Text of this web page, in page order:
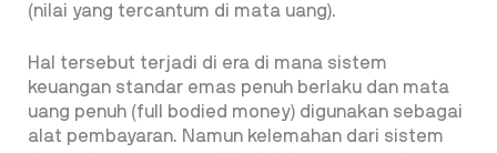
(nilai yang tercantum di mata uang).
Hal tersebut terjadi di era di mana sistem
keuangan standar emas penuh berlaku dan mata
uang penuh (full bodied money) digunakan sebagai
alat pembayaran. Namun kelemahan dari sistem